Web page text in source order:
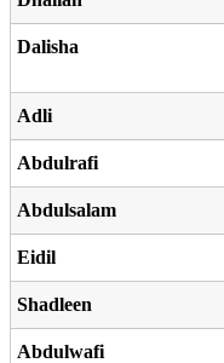
Dalisha
Adli
Abdulrafi
Abdulsalam
Eidil
Shadleen
Abdulwafi